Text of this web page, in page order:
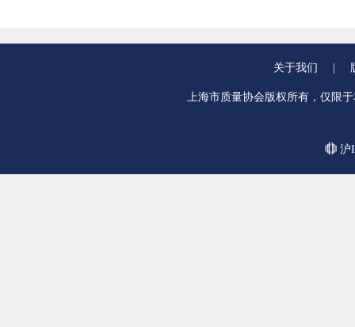
关于我们
上海市质量协会版权所有，仅限
沪